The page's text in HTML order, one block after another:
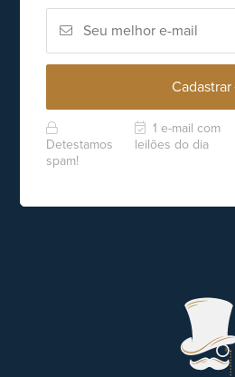
Cadastrar
Detestamos
spam!
1 e-mail com
leilões do dia